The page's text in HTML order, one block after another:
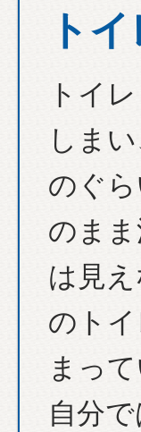
ト
トイ
しま
のぐ
のま
は見
のト
まっ
自分